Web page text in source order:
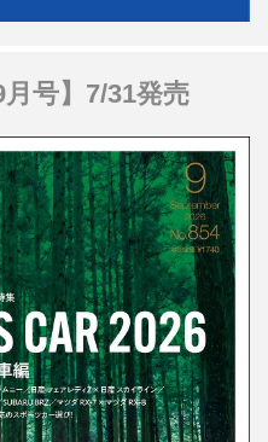
号】7/31発売